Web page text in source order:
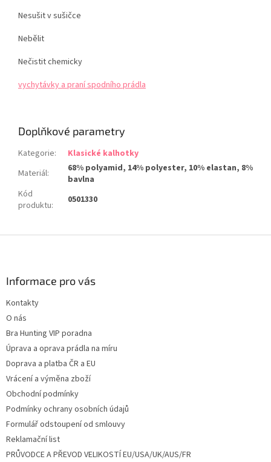
Nesušit v sušičce
Nebělit
Nečistit chemicky
vychytávky a praní spodního prádla
Doplňkové parametry
Kategorie:
Klasické kalhotky
Materiál:
68% polyamid, 14% polyester, 10% elastan, 8%
bavlna
Kód
produktu: 0501330
Informace pro vás
Kontakty
O nás
Bra Hunting VIP poradna
Úprava a oprava prádla na míru
Doprava a platba ČR a EU
Vrácení a výměna zboží
Obchodní podmínky
Podmínky ochrany osobních údajů
Formulář odstoupení od smlouvy
Reklamační list
PRŮVODCE A PŘEVOD VELIKOSTÍ EU/USA/UK/AUS/FR